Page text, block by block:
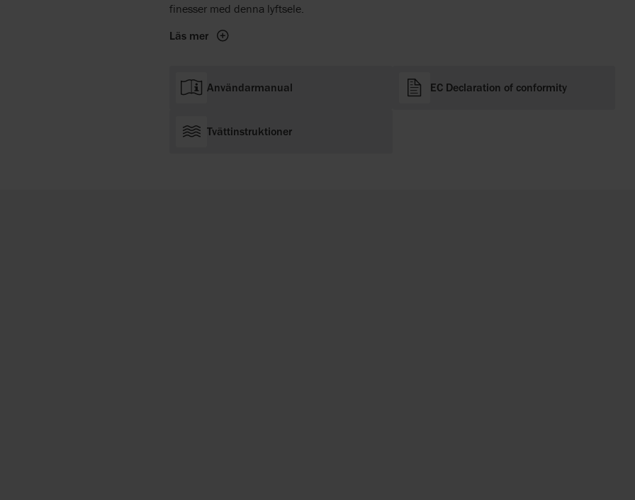
finesser med denna lyftsele.
Läs mer
Användarmanual EC Declaration of conformity
Tvättinstruktioner